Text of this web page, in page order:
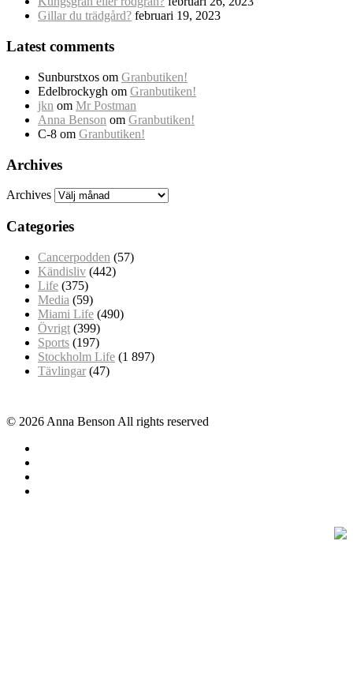
Gillar du trädgård? februari 19, 2023
Latest comments
Sunburstxos om Granbutiken!
Edelbrockygh om Granbutiken!
jkn om Mr Postman
Anna Benson om Granbutiken!
C-8 om Granbutiken!
Archives
Archives
Categories
Cancerpodden (57)
Kändisliv (442)
Life (375)
Media (59)
Miami Life (490)
Övrigt (399)
Sports (197)
Stockholm Life (1 897)
Tävlingar (47)
© 2026 Anna Benson All rights reserved